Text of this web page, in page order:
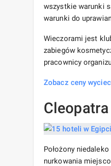
wszystkie warunki
warunki do
Wieczorami jest
zabiegów
pracownicy
Zobacz ceny
Położony
nurkowania